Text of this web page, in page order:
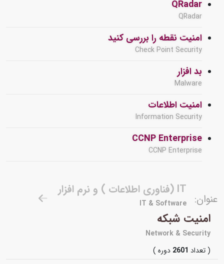
QRadar
QRadar
امنیت نقطه را بررسی کنید
Check Point Security
بد افزار
Malware
امنیت اطلاعات
Information Security
CCNP Enterprise
CCNP Enterprise
عنوان:
IT (فناوری اطلاعات ) و نرم افزار
IT & Software
امنیت شبکه
Network & Security
( تعداد2601دوره )